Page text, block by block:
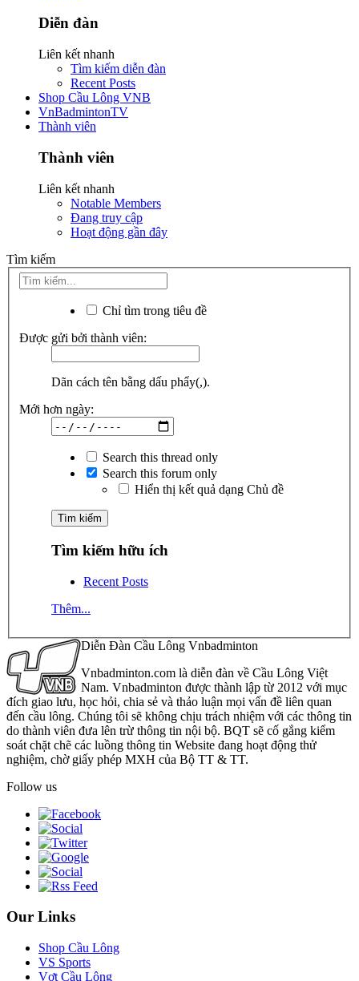
Diễn đàn
Liên kết nhanh
Tìm kiếm diễn đàn
Recent Posts
Shop Cầu Lông VNB
VnBadmintonTV
Thành viên
Thành viên
Liên kết nhanh
Notable Members
Đang truy cập
Hoạt động gần đây
Tìm kiếm
Chỉ tìm trong tiêu đề
Được gửi bởi thành viên:
Dãn cách tên bằng dấu phẩy(,).
Mới hơn ngày:
Search this thread only
Search this forum only
Hiển thị kết quả dạng Chủ đề
Tìm kiếm hữu ích
Recent Posts
Thêm...
Diễn Đàn Cầu Lông Vnbadminton
Vnbadminton.com là diễn đàn về Cầu Lông Việt
Nam. Vnbadminton được thành lập từ 2012 với mục
đích giao lưu, học hỏi, chia sẻ và thảo luận mọi vấn đề liên quan
đến cầu lông. Chúng tôi sẽ không chịu trách nhiệm với các thông tin
do thành viên đưa lên trừ thông tin nội bộ. BQT sẽ cố gắng kiểm
soát chặt chẽ các luồng thông tin Website đang hoạt động thử
nghiệm, chờ giấy phép MXH của Bộ TT & TT.
Follow us
Our Links
Shop Cầu Lông
VS Sports
Vợt Cầu Lông